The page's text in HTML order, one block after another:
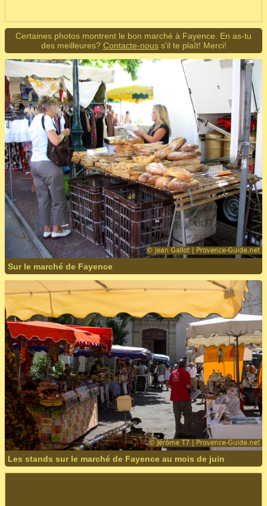
Certaines photos montrent le bon marché à Fayence. En as-tu
des meilleures? Contacte-nouss'il te plaît! Merci!
Sur le marché de Fayence
Les stands sur le marché de Fayence au mois de juin